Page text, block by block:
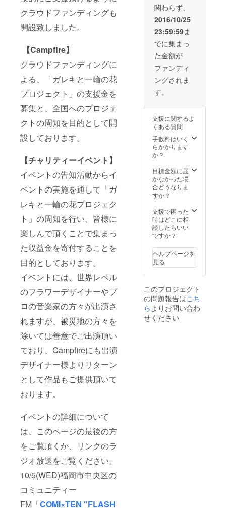
クラウドファンディングも
開設致しました。
【Campfire】
クラウドファンディングに
よる、「ガレキと一輪の花
プロジェクト」の支援金を
募集と、全国へのプロジェ
クトの周知を目的として開
設しております。
【チャリティーイベント】
イベントの告知活動からイ
ベントの実施を通して「ガ
レキと一輪の花プロジェク
ト」の周知を行い、皆様に
楽しんで頂くことで集まっ
た収益金を寄付することを
目的としております。
イベントには、世界レベル
のフラワーデザイナーやプ
ロの音楽家の方々が出演さ
れますが、被災地の方々を
除いては善意でご出演頂い
ており、Campfireにも出演
デザイナー様よりリターン
として作品もご提供頂いて
おります。
イベントの詳細について
は、このページの最後の方
をご覧頂くか、リンクのラ
ジオ放送をご覧ください。
10/5(WED)福岡市中央区の
コミュニティー
FM「COMI×TEN "FLASH
幸せを
感
じて頂
きたい
と想い
を込め
て制作
しまし
た。
皆
の花
・
よって
は、お
届けが
遅れる
場合が
ござい
ます。
┗サ
イズ
(cm)：
×D60
ント：
私が世
界中の
花の仕
きた、
古
典的か
ドーム
型のデ
ザイン
です。
ラ・ク
チナ
シ・蘭
を誇ら
ドーム
の最上
部に
配
置して
関わらず、
2016/10/25
23:59:59ま
でに集まっ
た金額が
ファンディ
ングされま
す。
支援に関するよ
くある質問
手数料はいく
らかかります
か？
目標金額に届
かなかった場
合どうなりま
すか？
支援で困った
時はどこに相
談したらいい
ですか？
ヘルプページを
見る
このプロジェクト
の問題報告はこち
らよりお問い合わ
せください